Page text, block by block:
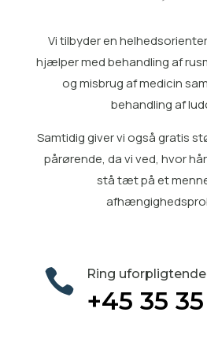
Vi tilbyder en
hjælper medbehandling af
og misbrug af medicin
behandling af
Samtidig giver vi også gratis
pårørende, da vi ved, hvor
stå tæt på et
 Ring uforpligtende
+45 35 35